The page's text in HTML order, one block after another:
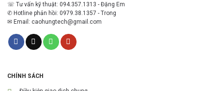
☏ Tư vấn kỹ thuật: 094.357.1313 - Đặng Em
✆ Hotline phản hồi: 0979.38.1357 - Trong
✉ Email: caohungtech@gmail.com
CHÍNH SÁCH